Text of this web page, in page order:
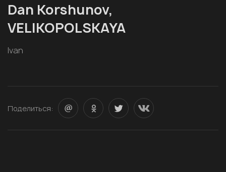
Dan Korshunov,
VELIKOPOLSKAYA
Ivan
Поделиться: